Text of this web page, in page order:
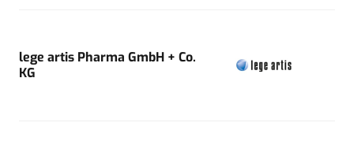
lege artis Pharma GmbH + Co.
KG